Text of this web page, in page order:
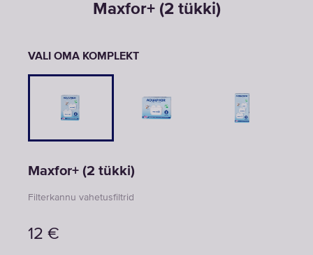
Maxfor+ (2 tükki)
VALI OMA KOMPLEKT
Maxfor+ (2 tükki)
Filterkannu vahetusfiltrid
12 €